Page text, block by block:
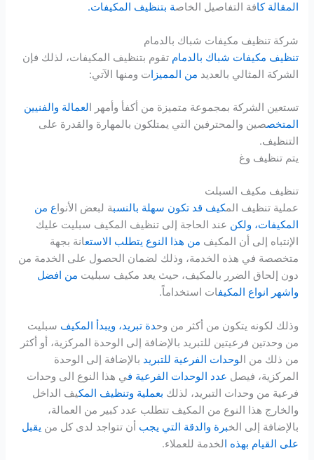
المقالة كافة التفاصيل الخاصة بتنظيف المكيفات.
شركة تنظيف مكيفات شباك بالدمام
تنظيف مكيفات شباك بالدمامتقوم بتنظيف المكيفات، لذلك فإن
الشركة المثالي بالعديد من المميزات ومنها الآتي:
تستعين الشركة بمجموعة متميزة من أكفأ وأمهر العمالة والفنيين
المتخصصين والمحترفين التي يمتلكون بالمهارة والقدرة على
التنظيف.
يتم تنظيف وغ
تنظيف مكيف السبلت
عملية تنظيف المكيف قد تكون سهلة بالنسبة لبعض الأنوا ع من
المكيفات، ولكن عند الحاجة إلى تنظيف المكيف سبليت عليك
الإنتباه إلى أن المكيف من هذ النوع يتطلب الاستعانة بجهة
متخصصة في هذه الخدمة، وذلك لضمان الحصول على الخدمة من
دون إلحاق الضرر بالمكيف، حيث يعد مكيف سبليت من افضل
واشهر انواع المكيفات استخداماً.
وذلك لكونه يتكون من أكثر من وحدة تبريد، ويبدأ المكيف سبليت
من وحدتين فرعيتين للتبريد بالإضافة إلى الوحدة المركزية، أو أكثر
من ذلك من الوحدات الفرعية للتبريد بالإضافة إلى الوحدة
المركزية، فيصل عدد الوحدات الفرعية في هذا النوع الى وحدات
فرعية من وحدات التبريد، لذلك بعملية وتنظيف المكيف الداخل
والخارج هذا النوع من المكيف تتطلب عدد كبير من العمالة،
بالإضافة إلى الخبرة والدقة التي يجب أن تتواجد لدى كل من يقبل
على القيام بهذه الخدمة للعملاء.